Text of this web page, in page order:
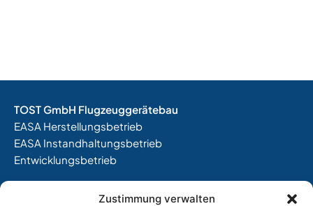
Zustimmung verwalten
TOST GmbH Flugzeuggerätebau
EASA Herstellungsbetrieb
EASA Instandhaltungsbetrieb
Entwicklungsbetrieb